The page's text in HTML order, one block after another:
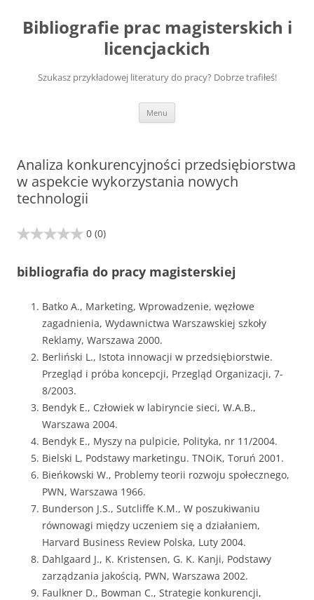
treści
Bibliografie prac magisterskich i
licencjackich
Szukasz przykładowej literatury do pracy? Dobrze trafiłeś!
Menu
Analiza konkurencyjności przedsiębiorstwa
w aspekcie wykorzystania nowych
technologii
0 (0)
bibliografia do pracy magisterskiej
Batko A., Marketing, Wprowadzenie, węzłowe
zagadnienia, Wydawnictwa Warszawskiej szkoły
Reklamy, Warszawa 2000.
Berliński L., Istota innowacji w przedsiębiorstwie.
Przegląd i próba koncepcji, Przegląd Organizacji, 7-
8/2003.
Bendyk E., Człowiek w labiryncie sieci, W.A.B.,
Warszawa 2004.
Bendyk E., Myszy na pulpicie, Polityka, nr 11/2004.
Bielski L, Podstawy marketingu. TNOiK, Toruń 2001.
Bieńkowski W., Problemy teorii rozwoju społecznego,
PWN, Warszawa 1966.
Bunderson J.S., Sutcliffe K.M., W poszukiwaniu
równowagi między uczeniem się a działaniem,
Harvard Business Review Polska, Luty 2004.
Dahlgaard J., K. Kristensen, G. K. Kanji, Podstawy
zarządzania jakością, PWN, Warszawa 2002.
Faulkner D., Bowman C., Strategie konkurencji,